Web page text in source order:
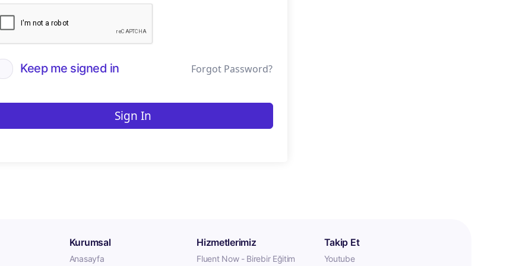
Keep me signed in Forgot Password?
Sign In
Kurumsal
Anasayfa
Hizmetlerimiz
Fluent Now - Birebir Eğitim
Takip Et
Youtube